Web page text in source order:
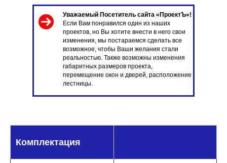
Уважаемый Посетитель сайта «ПроектЪ»!
Если Вам понравился один из наших
проектов, но Вы хотите внести в него свои
изменения, мы постараемся сделать все
возможное, чтобы Ваши желания стали
реальностью. Также возможны изменения
габаритных размеров проекта,
перемещение окон и дверей, расположение
лестницы.
Комплектация